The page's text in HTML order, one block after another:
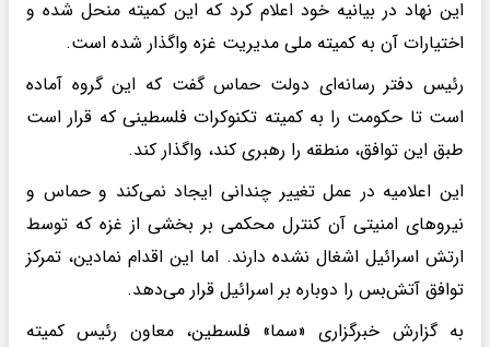
این نهاد در بیانیه خود اعلام کرد که این کمیته منحل شده و
اختیارات آن به کمیته ملی مدیریت غزه واگذار شده است.
رئیس دفتر رسانه‌ای دولت حماس گفت که این گروه آماده
است تا حکومت را به کمیته تکنوکرات فلسطینی که قرار است
طبق این توافق، منطقه را رهبری کند، واگذار کند.
این اعلامیه در عمل تغییر چندانی ایجاد نمی‌کند و حماس و
نیروهای امنیتی آن کنترل محکمی بر بخشی از غزه که توسط
ارتش اسرائیل اشغال نشده دارند. اما این اقدام نمادین، تمرکز
توافق آتش‌بس را دوباره بر اسرائیل قرار می‌دهد.
به گزارش خبرگزاری «سما» فلسطین، معاون رئیس کمیته